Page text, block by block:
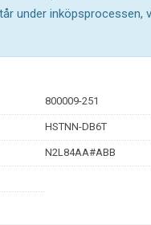
under inköpsprocessen,
800009-251
HSTNN-DB6T
N2L84AA#ABB